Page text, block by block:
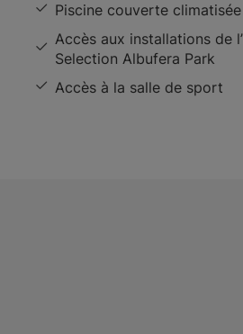
Piscine couverte climatisée
Accès aux installations de
Selection Albufera Park
Accès à la salle de sport